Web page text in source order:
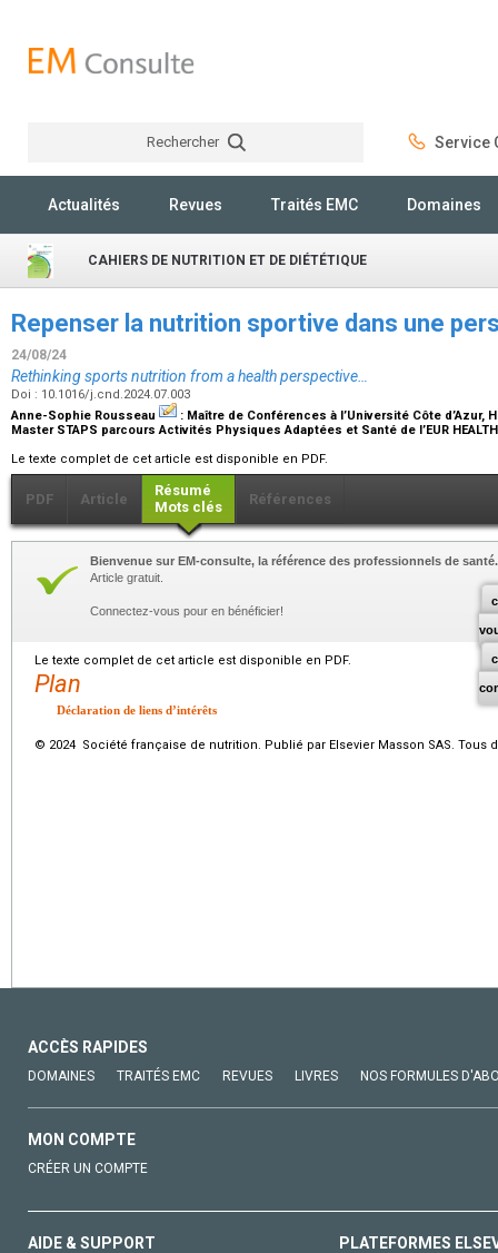
Rechercher Service
Actualités Revues Traités EMC Domaines
CAHIERS DE NUTRITION ET DE DIÉTÉTIQUE
Repenser la nutrition sportive dans une
24/08/24
Rethinking sports nutrition from a health perspective…
Doi : 10.1016/j.cnd.2024.07.003
Anne-Sophie Rousseau
: Maître de Conférences à l’Université Côte
Master STAPS parcours Activités Physiques Adaptées et Santé de l’EUR
Le texte complet de cet article est disponible en PDF.
PDF Article
Résumé
Mots clés
Références
Bienvenue sur EM-consulte, la référence des professionnels de santé.
Article gratuit.
Connectez-vous pour en bénéficier!
Le texte complet de cet article est disponible en PDF.
Plan
Déclaration de liens d’intérêts
© 2024 Société française de nutrition. Publié par Elsevier Masson SAS. Tous
ACCÈS RAPIDES
DOMAINES TRAITÉS EMC REVUES LIVRES NOS FORMULES
MON COMPTE
CRÉER UN COMPTE
AIDE & SUPPORT PLATEFORMES